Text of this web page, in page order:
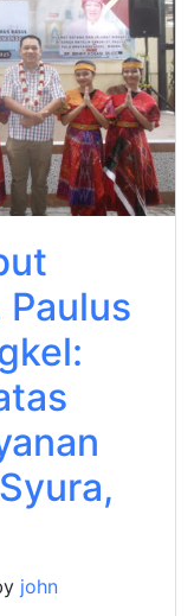
Paulus
john